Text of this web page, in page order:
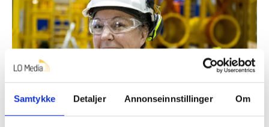
Samtykke Detaljer Annonseinnstillinger Om